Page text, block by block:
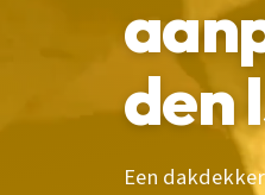
den
Een